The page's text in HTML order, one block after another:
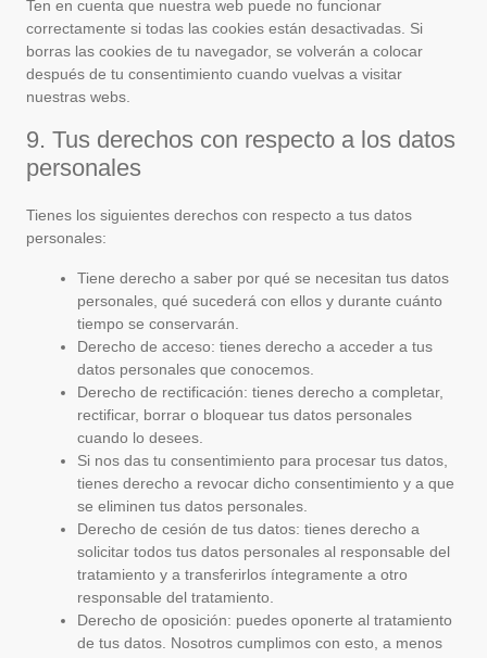
Ten en cuenta que nuestra web puede no funcionar
correctamente si todas las cookies están desactivadas. Si
borras las cookies de tu navegador, se volverán a colocar
después de tu consentimiento cuando vuelvas a visitar
nuestras webs.
9. Tus derechos con respecto a los datos
personales
Tienes los siguientes derechos con respecto a tus datos
personales:
Tiene derecho a saber por qué se necesitan tus datos
personales, qué sucederá con ellos y durante cuánto
tiempo se conservarán.
Derecho de acceso: tienes derecho a acceder a tus
datos personales que conocemos.
Derecho de rectificación: tienes derecho a completar,
rectificar, borrar o bloquear tus datos personales
cuando lo desees.
Si nos das tu consentimiento para procesar tus datos,
tienes derecho a revocar dicho consentimiento y a que
se eliminen tus datos personales.
Derecho de cesión de tus datos: tienes derecho a
solicitar todos tus datos personales al responsable del
tratamiento y a transferirlos íntegramente a otro
responsable del tratamiento.
Derecho de oposición: puedes oponerte al tratamiento
de tus datos. Nosotros cumplimos con esto, a menos